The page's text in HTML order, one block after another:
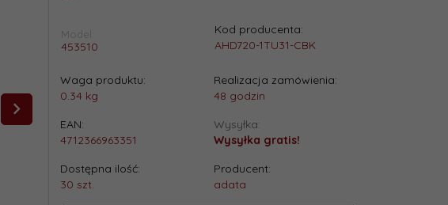
Model:
453510
Kod producenta:
AHD720-1TU31-CBK
Waga produktu:
0.34 kg
Realizacja zamówienia:
48 godzin
EAN:
4712366963351
Wysyłka:
Wysyłka gratis!
Dostępna ilość:
30 szt.
Producent:
adata